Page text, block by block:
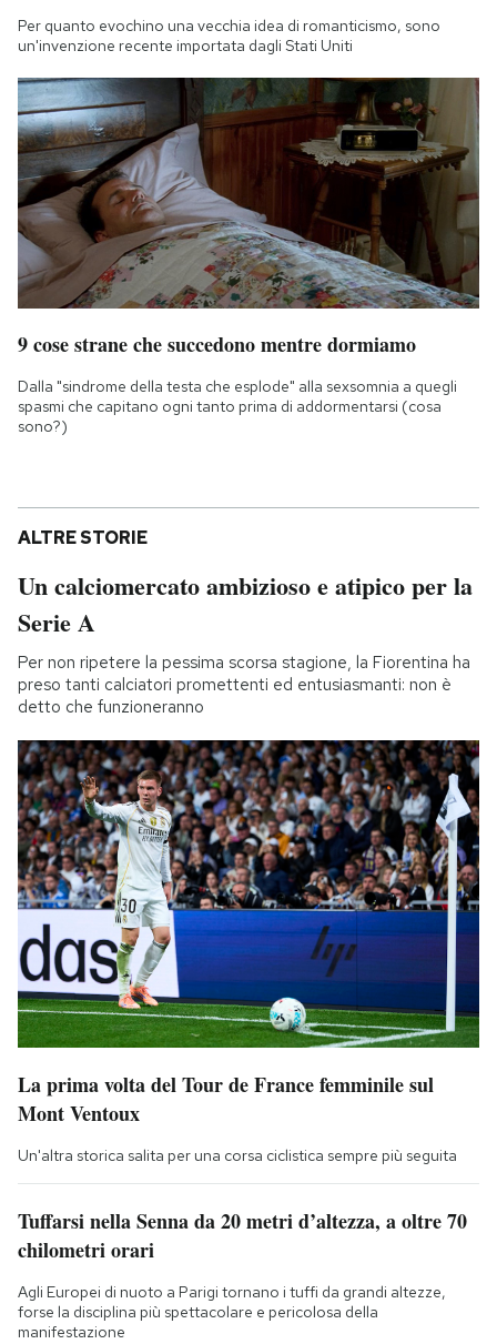
Per quanto evochino una vecchia idea di romanticismo, sono
un'invenzione recente importata dagli Stati Uniti
9 cose strane che succedono mentre dormiamo
Dalla "sindrome della testa che esplode" alla sexsomnia a quegli
spasmi che capitano ogni tanto prima di addormentarsi (cosa
sono?)
ALTRE STORIE
Un calciomercato ambizioso e atipico per la
Serie A
Per non ripetere la pessima scorsa stagione, la Fiorentina ha
preso tanti calciatori promettenti ed entusiasmanti: non è
detto che funzioneranno
La prima volta del Tour de France femminile sul
Mont Ventoux
Un'altra storica salita per una corsa ciclistica sempre più seguita
Tuffarsi nella Senna da 20 metri d’altezza, a oltre 70
chilometri orari
Agli Europei di nuoto a Parigi tornano i tuffi da grandi altezze,
forse la disciplina più spettacolare e pericolosa della
manifestazione